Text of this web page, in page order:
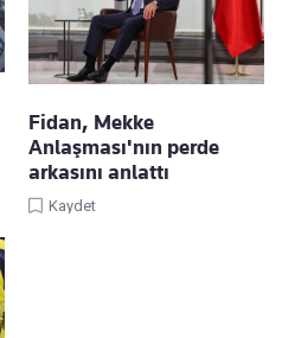
Fidan, Mekke
Anlaşması'nın perde
arkasını anlattı
Kaydet